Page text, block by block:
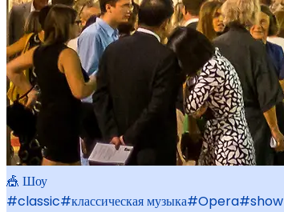
🎪 Шоу
#classic#классическая музыка#Opera#show